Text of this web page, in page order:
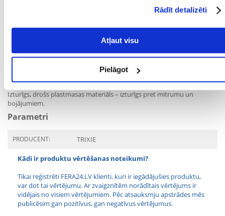
Rādīt detalizēti
Atļaut visu
Pielāgot
Stabila konstrukcija – salokāmais rāmis nodrošina higiēniskā ieliktņa
Neslīdošas kājiņas – novērš podiņa pārvietošanos.
Viegli tīrāma – pietiek noslaucīt ar mitru drānu vai noskalot ar ūdeni.
Lietojama ar higiēniskajiem ieliktņiem (ieliktņi pieejami atsevišķi).
Izturīgs, drošs plastmasas materiāls – izturīgs pret mitrumu un
bojājumiem.
Parametri
PRODUCENT: TRIXIE
Kādi ir produktu vērtēšanas noteikumi?
Tikai reģistrēti FERA24.LV klienti, kuri ir iegādājušies produktu,
var dot tai vērtējumu. Ar zvaigznītēm norādītais vērtējums ir
vidējais no visiem vērtējumiem. Pēc atsauksmju apstrādes mēs
publicēsim gan pozitīvus, gan negatīvus vērtējumus.